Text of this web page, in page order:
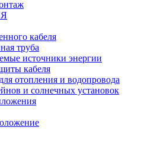
кабеля
труба
источники энергии
кабеля
отопления и водопровода
и солнечных установок